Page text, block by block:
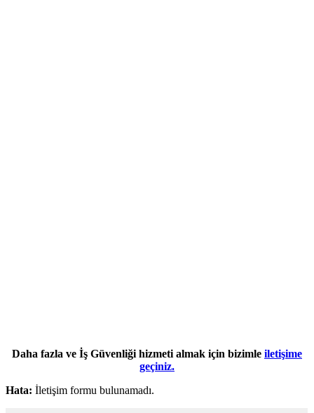
Daha fazla ve İş Güvenliği hizmeti almak için bizimle iletişime
geçiniz.
Hata: İletişim formu bulunamadı.